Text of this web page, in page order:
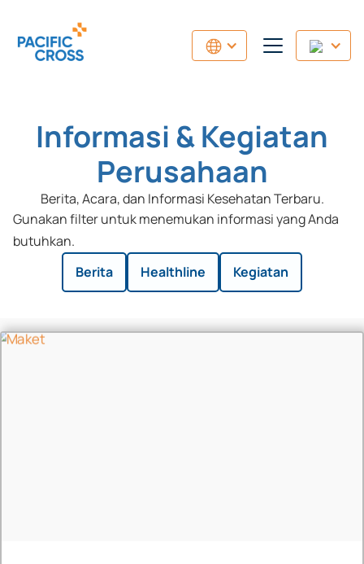
Informasi & Kegiatan
Perusahaan
Berita, Acara, dan Informasi Kesehatan Terbaru.
Gunakan filter untuk menemukan informasi yang Anda
butuhkan.
Berita
Healthline Kegiatan